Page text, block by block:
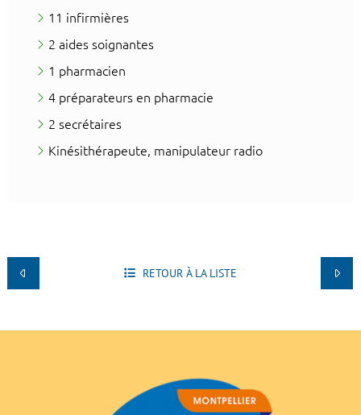
11 infirmières
2 aides soignantes
1 pharmacien
4 préparateurs en pharmacie
2 secrétaires
Kinésithérapeute, manipulateur radio​
RETOUR À LA LISTE